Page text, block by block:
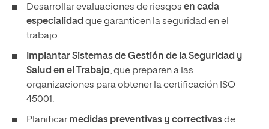
Desarrollar evaluaciones de riesgos en cada
especialidad que garanticen la seguridad en el
trabajo.
Implantar Sistemas de Gestión de la Seguridad y
Salud en el Trabajo, que preparen a las
organizaciones para obtener la certificación ISO
45001.
Planificarmedidas preventivas y correctivasde